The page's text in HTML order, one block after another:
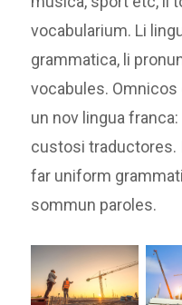
vocabularium. Li
grammatica, li
vocabules. Omnicos
un nov lingua
custosi traductores.
far uniform
sommun paroles.